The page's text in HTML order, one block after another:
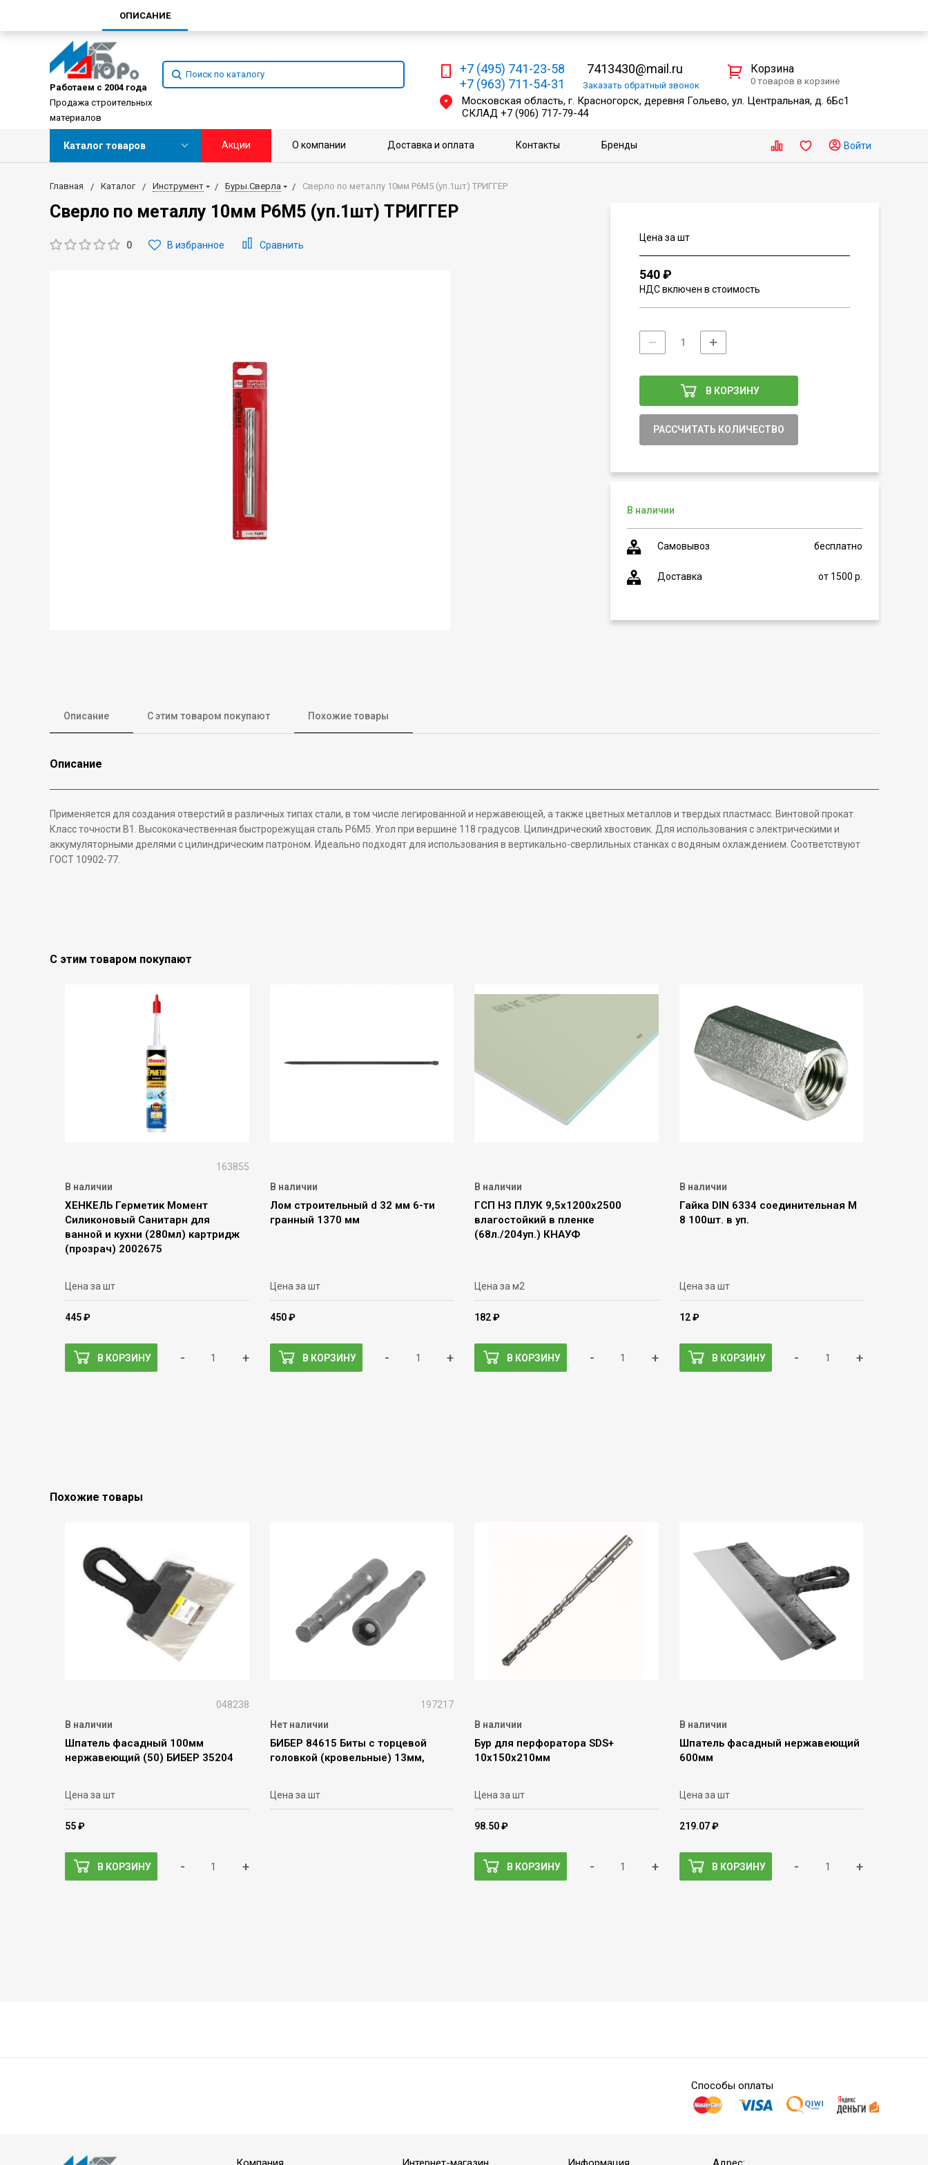
Работаем с 2004 года
Продажа строительных
материалов
+7 (495) 741-23-58
+7 (963) 711-54-31
7413430@mail.ru
Заказать обратный звонок
Московская область, г. Красногорск, деревня Гольево, ул. Центральная, д. 6Бс1
СКЛАД +7 (906) 717-79-44
Корзина
0 товаров в корзине
Каталог товаров Акции О компании Доставка и оплата Контакты Бренды Войти
Главная Каталог Инструмент Буры.Сверла Сверло по металлу 10мм Р6М5 (уп.1шт) ТРИГГЕР
Сверло по металлу 10мм Р6М5 (уп.1шт) ТРИГГЕР
0 В избранное Сравнить
Цена за шт
540 ₽
НДС включен в стоимость
В КОРЗИНУ
РАССЧИТАТЬ КОЛИЧЕСТВО
В наличии
Самовывоз бесплатно
Доставка от 1500 р.
Описание С этим товаром покупают Похожие товары
Описание
Применяется для создания отверстий в различных типах стали, в том числе легированной и нержавеющей, а также цветных металлов и твердых пластмасс. Винтовой прокат.
Класс точности В1. Высококачественная быстрорежущая сталь P6M5. Угол при вершине 118 градусов. Цилиндрический хвостовик. Для использования с электрическими и
аккумуляторными дрелями с цилиндрическим патроном. Идеально подходят для использования в вертикально-сверлильных станках с водяным охлаждением. Соответствуют
ГОСТ 10902-77.
С этим товаром покупают
163855
В наличии
ХЕНКЕЛЬ Герметик Момент
Силиконовый Санитарн для
ванной и кухни (280мл) картридж
(прозрач) 2002675
Цена за шт
445 ₽
В КОРЗИНУ - +
В наличии
Лом строительный d 32 мм 6-ти
гранный 1370 мм
Цена за шт
450 ₽
В КОРЗИНУ - +
В наличии
ГСП Н3 ПЛУК 9,5х1200х2500
влагостойкий в пленке
(68л./204уп.) КНАУФ
Цена за м2
182 ₽
В КОРЗИНУ - +
В наличии
Гайка DIN 6334 соединительная М
8 100шт. в уп.
Цена за шт
12 ₽
В КОРЗИНУ - +
Похожие товары
048238
В наличии
Шпатель фасадный 100мм
нержавеющий (50) БИБЕР 35204
Цена за шт
55 ₽
В КОРЗИНУ - +
197217
Нет наличии
БИБЕР 84615 Биты с торцевой
головкой (кровельные) 13мм,
Цена за шт
В наличии
Бур для перфоратора SDS+
10х150х210мм
Цена за шт
98.50 ₽
В КОРЗИНУ - +
В наличии
Шпатель фасадный нержавеющий
600мм
Цена за шт
219.07 ₽
В КОРЗИНУ - +
ОПИСАНИЕ
Способы оплаты